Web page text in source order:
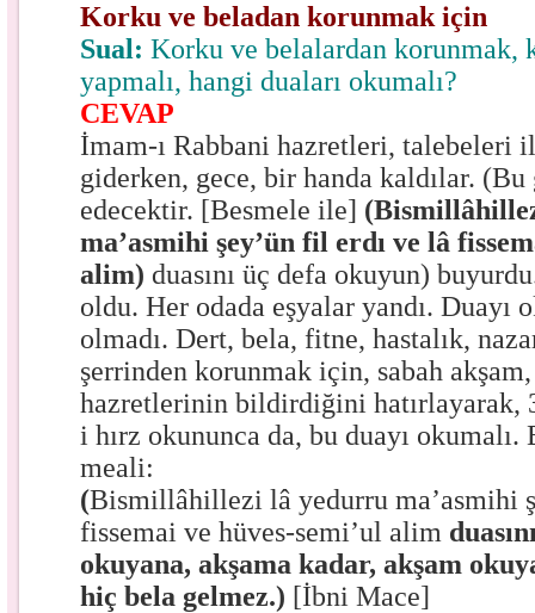
Korku ve beladan korunmak için
Sual: Korku ve belalardan korunmak,
yapmalı, hangi duaları okumalı?
CEVAP
İmam-ı Rabbani hazretleri, talebeleri
giderken, gece, bir handa kaldılar.
edecektir. [Besmele ile]
ma’asmihi şey’ün fil erdı ve lâ
alim) duasını üç defa okuyun)
oldu. Her odada eşyalar yandı. Duayı
olmadı. Dert, bela, fitne, hastalık,
şerrinden korunmak için, sabah
hazretlerinin bildirdiğini hatırlayarak,
i hırz okununca da, bu duayı
meali:
(Bismillâhillezi lâ yedurru ma’asmihi
fissemai ve hüves-semi’ul alim
okuyana, akşama kadar, akşam
hiç bela gelmez.) [İbni Mace]